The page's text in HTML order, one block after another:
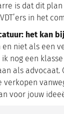
is dat dit
in het
het kan bij
en niet als een
nog een
als
voor jouw